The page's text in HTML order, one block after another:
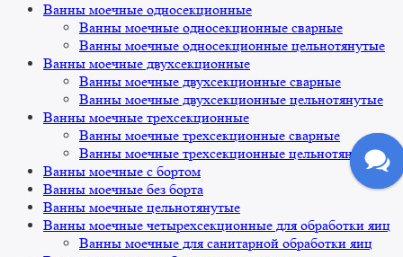
Ванны моечные односекционные
Ванны моечные односекционные сварные
Ванны моечные односекционные цельнотянутые
Ванны моечные двухсекционные
Ванны моечные двухсекционные сварные
Ванны моечные двухсекционные цельнотянутые
Ванны моечные трехсекционные
Ванны моечные трехсекционные сварные
Ванны моечные трехсекционные цельнотянутые
Ванны моечные с бортом
Ванны моечные без борта
Ванны моечные цельнотянутые
Ванны моечные четырехсекционные для обработки яиц
Ванны моечные для санитарной обработки яиц